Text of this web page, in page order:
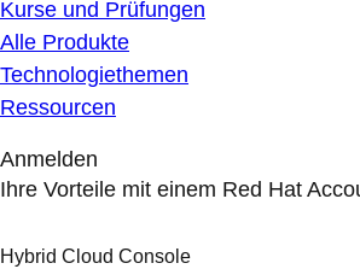
Kurse und Prüfungen
Alle Produkte
Technologiethemen
Ressourcen
Anmelden
Ihre Vorteile mit einem Red Hat
Hybrid Cloud Console